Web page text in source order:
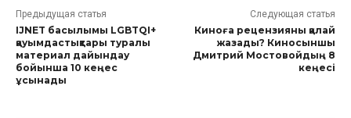
Предыдущая статья
IJNET басылымы LGBTQI+
қауымдастықтары туралы
материал дайындау
бойынша 10 кеңес
ұсынады
Следующая статья
Киноға рецензияны қалай
жазады? Киносыншы
Дмитрий Мостовойдың 8
кеңесі